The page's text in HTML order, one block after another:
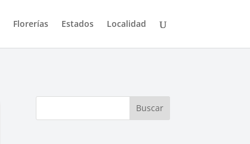
Florerías Estados Localidad
Buscar